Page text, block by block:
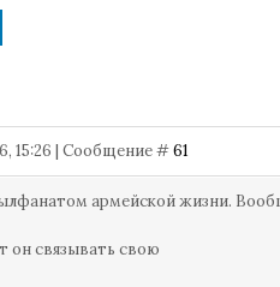
15:26 | Сообщение #61
армейской жизни.
он связывать свою